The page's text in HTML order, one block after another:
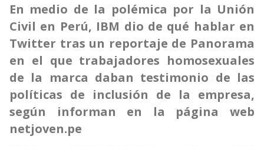
En medio de la polémica por la Unión
Civil en Perú, IBM dio de qué hablar en
Twitter tras un reportaje de Panorama
en el que trabajadores homosexuales
de la marca daban testimonio de las
políticas de inclusión de la empresa,
según informan en la página web
netjoven.pe